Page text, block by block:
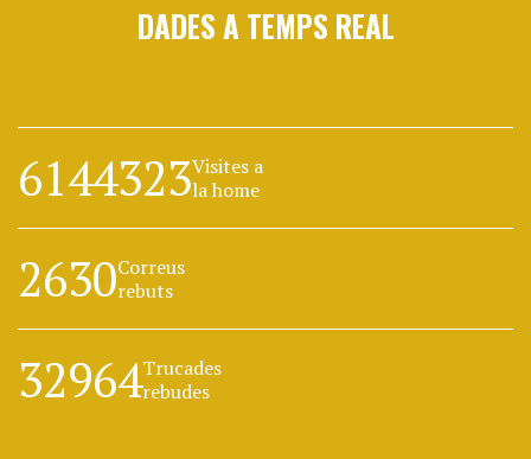
DADES A TEMPS REAL
6144323Visites a
la home
2630Correus
rebuts
32964Trucades
rebudes